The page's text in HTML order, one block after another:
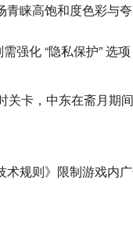
睐高饱和度色彩与
强化 “隐私保护” 选
关卡，中东在斋月期
规则》限制游戏内